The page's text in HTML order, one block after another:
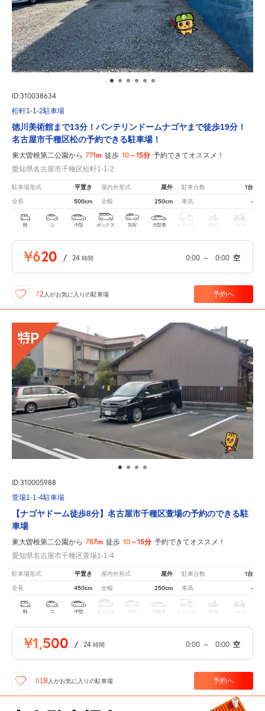
ID:310038634
松軒1-1-2駐車場
徳川美術館まで13分！バンテリンドームナゴヤまで徒歩19分！
名古屋市千種区松の予約できる駐車場！
東大曽根第二公園から 771m 徒歩 10～15分 予約できてオススメ！
愛知県名古屋市千種区松軒1-1-2
駐車場形式 平置き 屋内外形式 屋外 駐車台数 1台
全長 500cm 全幅 250cm 車高 -
軽 コ 中型 ボックス SUV 大型車 トラック 原付 バイク
¥620 / 24 時間 0:00 ～ 0:00 空
72 人がお気に入りの駐車場 予約へ
ID:310005988
萱場1-1-4駐車場
【ナゴヤドーム徒歩8分】名古屋市千種区萱場の予約のできる駐
車場
東大曽根第二公園から 787m 徒歩 10～15分 予約できてオススメ！
愛知県名古屋市千種区萱場1-1-4
駐車場形式 平置き 屋内外形式 屋外 駐車台数 1台
全長 450cm 全幅 250cm 車高 -
軽 コ 中型 ボックス SUV 大型車 トラック 原付 バイク
¥1,500 / 24 時間 0:00 ～ 0:00 空
618人がお気に入りの駐車場 予約へ